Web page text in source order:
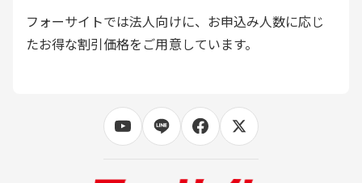
フォーサイトでは法人向けに、お申込み人数に応じ
たお得な割引価格をご用意しています。